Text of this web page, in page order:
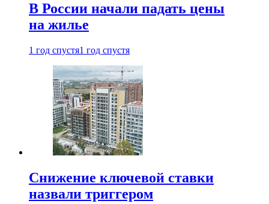
В России начали падать цены
на жилье
1 год спустя1 год спустя
Снижение ключевой ставки
назвали триггером